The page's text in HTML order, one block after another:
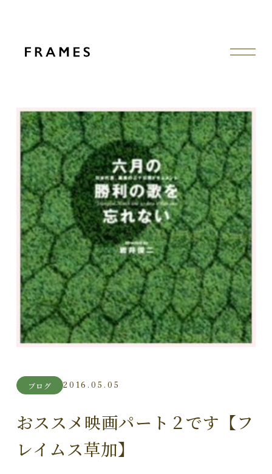
ブログ 2016.05.05
おススメ映画パート２です【フ
レイムス草加】